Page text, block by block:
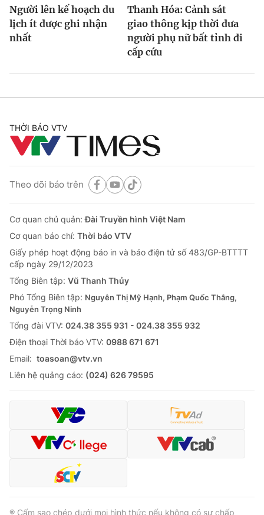
Người lên kế hoạch du
lịch ít được ghi nhận
nhất
Thanh Hóa: Cảnh sát
giao thông kịp thời đưa
người phụ nữ bất tỉnh đi
cấp cứu
THỜI BÁO VTV
Theo dõi báo trên
Cơ quan chủ quản:Đài Truyền hình Việt Nam
Cơ quan báo chí: Thời báo VTV
Giấy phép hoạt động báo in và báo điện tử số 483/GP-BTTTT
cấp ngày 29/12/2023
Tổng Biên tập: Vũ Thanh Thủy
Phó Tổng Biên tập: Nguyễn Thị Mỹ Hạnh, Phạm Quốc Thắng,
Nguyễn Trọng Ninh
Tổng đài VTV: 024.38 355 931 - 024.38 355 932
Ðiện thoại Thời báo VTV: 0988 671 671
Email: toasoan@vtv.vn
Liên hệ quảng cáo: (024) 626 79595
® Cấm sao chép dưới mọi hình thức nếu không có sự chấp